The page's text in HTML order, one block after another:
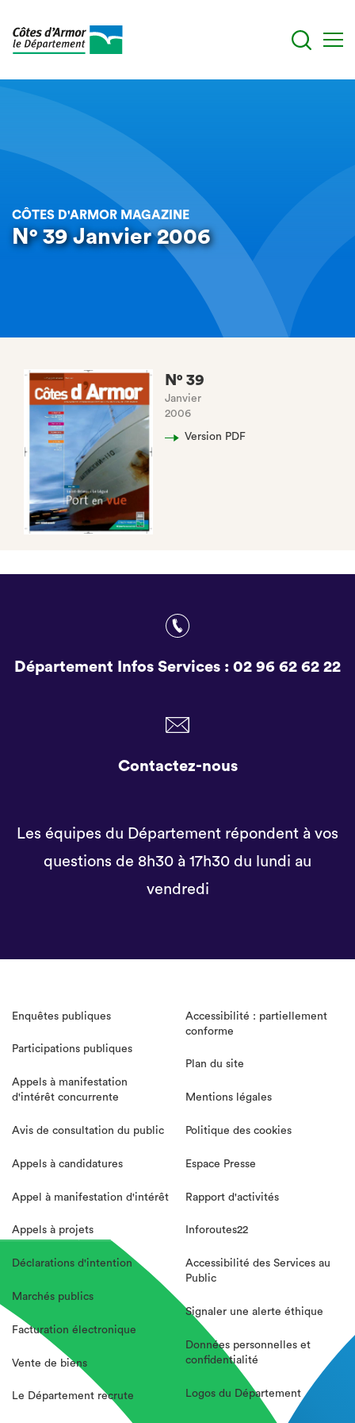
CÔTES D'ARMOR MAGAZINE
N° 39 Janvier 2006
N° 39
Janvier
2006
Version PDF
Département Infos Services : 02 96 62 62 22
Contactez-nous
Les équipes du Département répondent à vos
questions de 8h30 à 17h30 du lundi au
vendredi
Enquêtes publiques
Participations publiques
Appels à manifestation
d'intérêt concurrente
Avis de consultation du public
Appels à candidatures
Appel à manifestation d'intérêt
Appels à projets
Déclarations d'intention
Marchés publics
Facturation électronique
Vente de biens
Le Département recrute
Accessibilité : partiellement
conforme
Plan du site
Mentions légales
Politique des cookies
Espace Presse
Rapport d'activités
Inforoutes22
Accessibilité des Services au
Public
Signaler une alerte éthique
Données personnelles et
confidentialité
Logos du Département